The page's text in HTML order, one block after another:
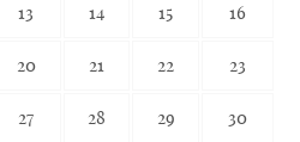
13 14 15 16
20 21 22 23
27 28 29 30